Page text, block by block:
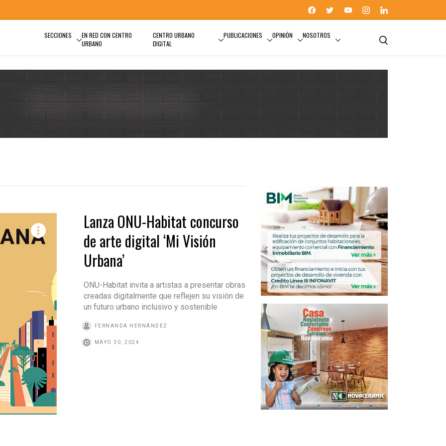
SECCIONES
EN RED CON CENTRO
URBANO
CENTRO URBANO
DIGITAL
PUBLICACIONES OPINIÓN NOSOTROS
Lanza ONU-Habitat concurso
de arte digital ‘Mi Visión
Urbana’
ONU-Habitat invita a artistas a presentar obras
creadas digitalmente que reflejen su visión de
un futuro urbano inclusivo y sostenible
FERNANDA HERNÁNDEZ
MAYO 30, 2024
CONCURSO